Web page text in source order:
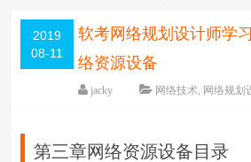
2019
08-11
软考网络规划设计师学
络资源设备
jacky 网络技术, 网络规划
第三章网络资源设备目录